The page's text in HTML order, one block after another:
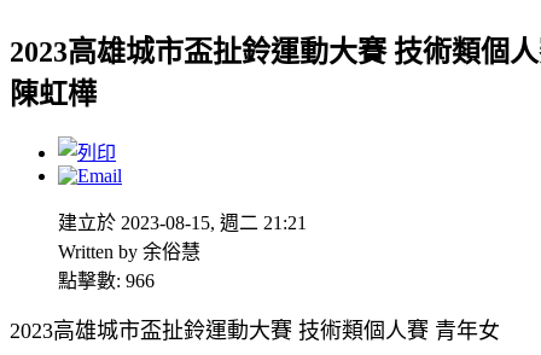
2023高雄城市盃扯鈴運動大賽 技術類個
陳虹樺
建立於 2023-08-15, 週二 21:21
Written by 余俗慧
點擊數: 966
2023高雄城市盃扯鈴運動大賽 技術類個人賽 青年女